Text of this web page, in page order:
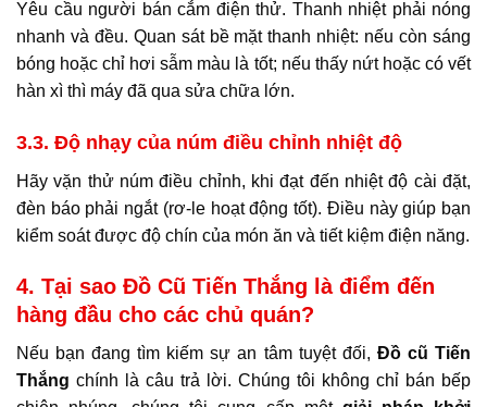
Yêu cầu người bán cắm điện thử. Thanh nhiệt phải nóng
nhanh và đều. Quan sát bề mặt thanh nhiệt: nếu còn sáng
bóng hoặc chỉ hơi sẫm màu là tốt; nếu thấy nứt hoặc có vết
hàn xì thì máy đã qua sửa chữa lớn.
3.3. Độ nhạy của núm điều chỉnh nhiệt độ
Hãy vặn thử núm điều chỉnh, khi đạt đến nhiệt độ cài đặt,
đèn báo phải ngắt (rơ-le hoạt động tốt). Điều này giúp bạn
kiểm soát được độ chín của món ăn và tiết kiệm điện năng.
4. Tại sao Đồ Cũ Tiến Thắng là điểm đến
hàng đầu cho các chủ quán?
Nếu bạn đang tìm kiếm sự an tâm tuyệt đối, Đồ cũ Tiến
Thắng chính là câu trả lời. Chúng tôi không chỉ bán bếp